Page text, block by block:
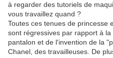
à regarder des tutoriels de
vous travaillez quand ?
Toutes ces tenues de princesse
sont régressives par rapport à
pantalon et de l'invention de la
Chanel, des travailleuses. De